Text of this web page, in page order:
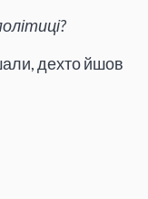
дехто йшов